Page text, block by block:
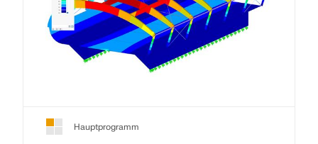
Hauptprogramm